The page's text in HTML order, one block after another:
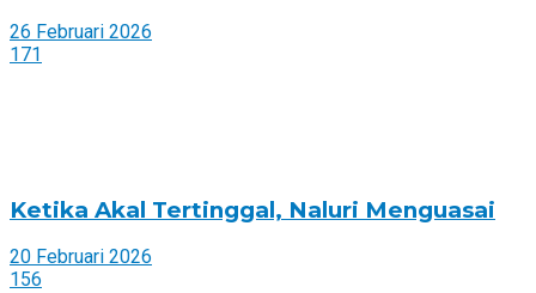
26 Februari 2026
171
Ketika Akal Tertinggal, Naluri Menguasai
20 Februari 2026
156